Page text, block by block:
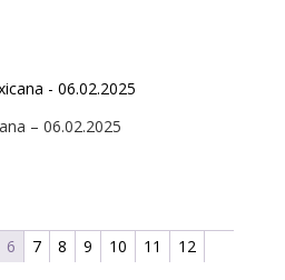
– 06.02.2025
6 7 8 9 10 11
12